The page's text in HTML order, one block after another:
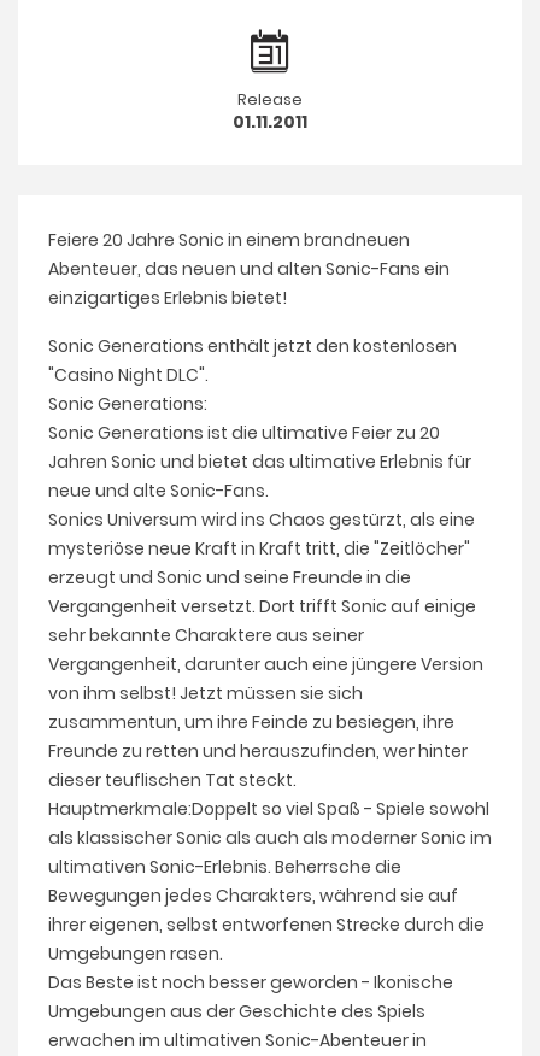
Release
01.11.2011
Feiere 20 Jahre Sonic in einem brandneuen
Abenteuer, das neuen und alten Sonic-Fans ein
einzigartiges Erlebnis bietet!
Sonic Generations enthält jetzt den kostenlosen
"Casino Night DLC".
Sonic Generations:
Sonic Generations ist die ultimative Feier zu 20
Jahren Sonic und bietet das ultimative Erlebnis für
neue und alte Sonic-Fans.
Sonics Universum wird ins Chaos gestürzt, als eine
mysteriöse neue Kraft in Kraft tritt, die "Zeitlöcher"
erzeugt und Sonic und seine Freunde in die
Vergangenheit versetzt. Dort trifft Sonic auf einige
sehr bekannte Charaktere aus seiner
Vergangenheit, darunter auch eine jüngere Version
von ihm selbst! Jetzt müssen sie sich
zusammentun, um ihre Feinde zu besiegen, ihre
Freunde zu retten und herauszufinden, wer hinter
dieser teuflischen Tat steckt.
Hauptmerkmale:Doppelt so viel Spaß - Spiele sowohl
als klassischer Sonic als auch als moderner Sonic im
ultimativen Sonic-Erlebnis. Beherrsche die
Bewegungen jedes Charakters, während sie auf
ihrer eigenen, selbst entworfenen Strecke durch die
Umgebungen rasen.
Das Beste ist noch besser geworden - Ikonische
Umgebungen aus der Geschichte des Spiels
erwachen im ultimativen Sonic-Abenteuer in